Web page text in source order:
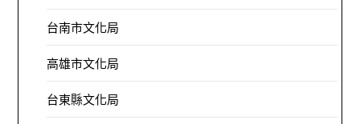
台南市文化局
高雄市文化局
台東縣文化局